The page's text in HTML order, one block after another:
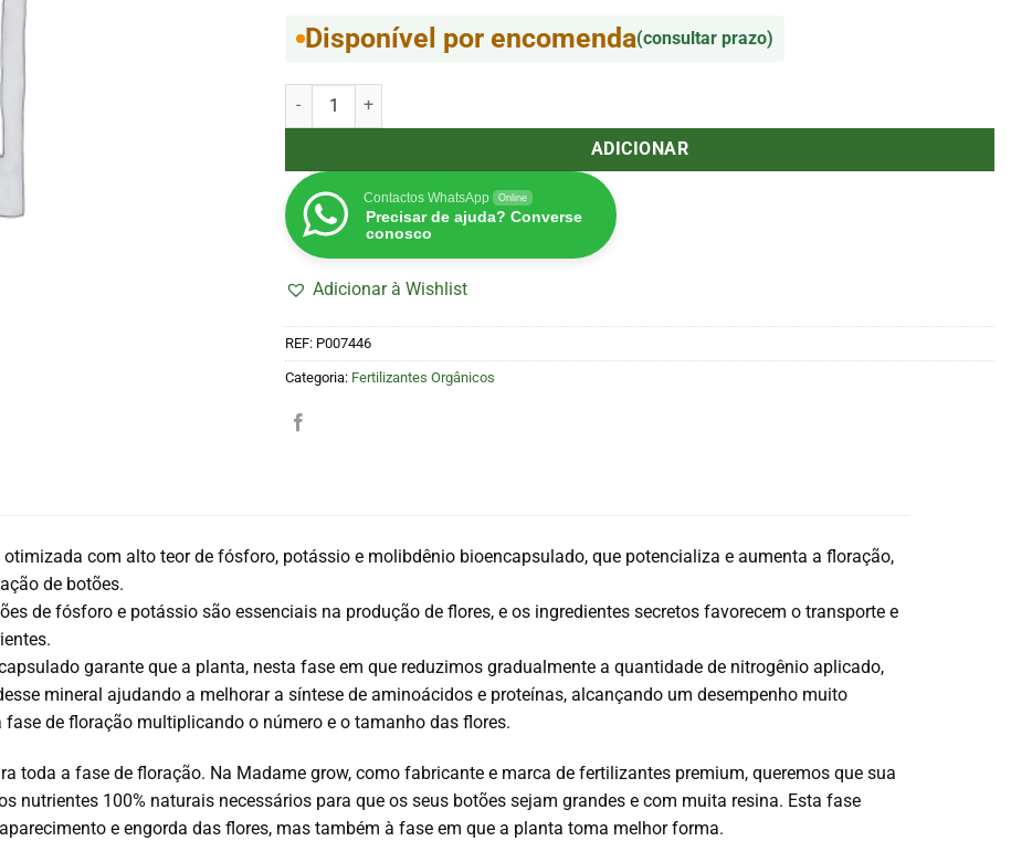
Disponível por encomenda(consultar prazo)
Quantidade de Jamaican 250ml (Madame Grow)
ADICIONAR
Contactos WhatsApp Online
Precisar de ajuda? Converse
conosco
Adicionar à Wishlist
REF: P007446
Categoria: Fertilizantes Orgânicos
otimizada com alto teor de fósforo, potássio e molibdênio bioencapsulado, que potencializa e aumenta a floração,
de botões.
de fósforo e potássio são essenciais na produção de flores, e os ingredientes secretos favorecem o transporte e
garante que a planta, nesta fase em que reduzimos gradualmente a quantidade de nitrogênio aplicado,
mineral ajudando a melhorar a síntese de aminoácidos e proteínas, alcançando um desempenho muito
fase de floração multiplicando o número e o tamanho das flores.
toda a fase de floração. Na Madame grow, como fabricante e marca de fertilizantes premium, queremos que sua
nutrientes 100% naturais necessários para que os seus botões sejam grandes e com muita resina. Esta fase
e engorda das flores, mas também à fase em que a planta toma melhor forma.